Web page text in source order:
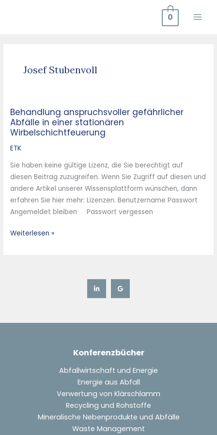
0
Josef Stubenvoll
Behandlung anspruchsvoller gefährlicher
Abfälle in einer stationären
Wirbelschichtfeuerung
ETK
Sie haben keine gültige Lizenz, die Sie berechtigt auf
diesen Beitrag zuzugreifen. Wenn Sie Zugriff auf diesen und
andere Artikel unserer Wissensplattform wünschen, dann
erfahren Sie hier mehr: Lizenzen. Benutzername Passwort
Angemeldet bleiben Passwort vergessen
Behandlung
anspruchsvoller
gefährlicher
Abfälle
einer
stationären
Wirbelschichtfeuerung
Weiterlesen »
Konferenzbücher
Abfallwirtschaft und Energie
Energie aus Abfall
Verwertung von Klärschlamm
Recycling und Rohstoffe
Mineralische Nebenprodukte und Abfälle
Waste Management